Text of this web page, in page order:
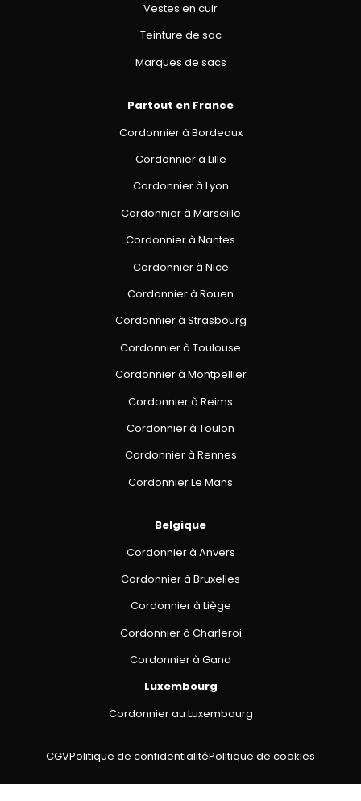
Vestes en cuir
Teinture de sac
Marques de sacs
Partout en France
Cordonnier à Bordeaux
Cordonnier à Lille
Cordonnier à Lyon
Cordonnier à Marseille
Cordonnier à Nantes
Cordonnier à Nice
Cordonnier à Rouen
Cordonnier à Strasbourg
Cordonnier à Toulouse
Cordonnier à Montpellier
Cordonnier à Reims
Cordonnier à Toulon
Cordonnier à Rennes
Cordonnier Le Mans
Belgique
Cordonnier à Anvers
Cordonnier à Bruxelles
Cordonnier à Liège
Cordonnier à Charleroi
Cordonnier à Gand
Luxembourg
Cordonnier au Luxembourg
CGVPolitique de confidentialitéPolitique de cookies